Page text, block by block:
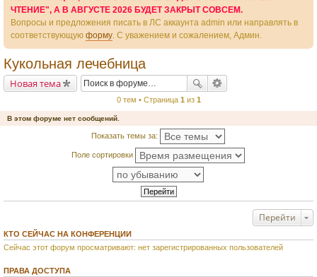
ЧТЕНИЕ", А В АВГУСТЕ 2026 БУДЕТ ЗАКРЫТ СОВСЕМ.
Вопросы и предложения писать в ЛС аккаунта admin или направлять в
соответствующую форму. С уважением и сожалением, Админ.
Кукольная лечебница
Новая тема
0 тем • Страница 1 из 1
В этом форуме нет сообщений.
Показать темы за:
Поле сортировки
Перейти
КТО СЕЙЧАС НА КОНФЕРЕНЦИИ
Сейчас этот форум просматривают: нет зарегистрированных пользователей
ПРАВА ДОСТУПА